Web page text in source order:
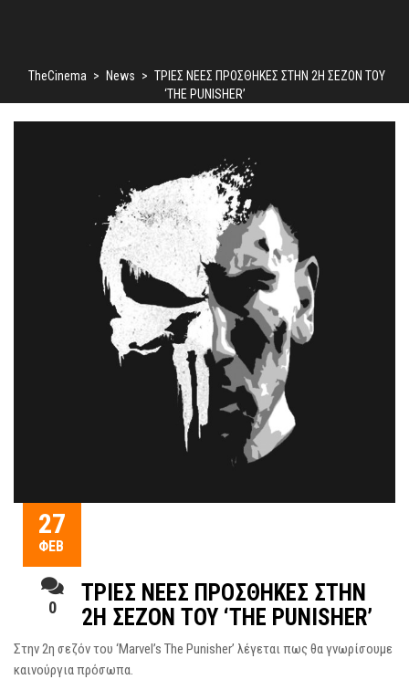
TheCinema > News > ΤΡΙΕΣ ΝΕΕΣ ΠΡΟΣΘΗΚΕΣ ΣΤΗΝ 2Η ΣΕΖΟΝ ΤΟΥ
‘THE PUNISHER’
27
ΦΕΒ
0
ΤΡΙΕΣ ΝΕΕΣ ΠΡΟΣΘΗΚΕΣ ΣΤΗΝ
2Η ΣΕΖΟΝ ΤΟΥ ‘THE PUNISHER’
Στην 2η σεζόν του ‘Marvel’s The Punisher’ λέγεται πως θα γνωρίσουμε
καινούργια πρόσωπα.